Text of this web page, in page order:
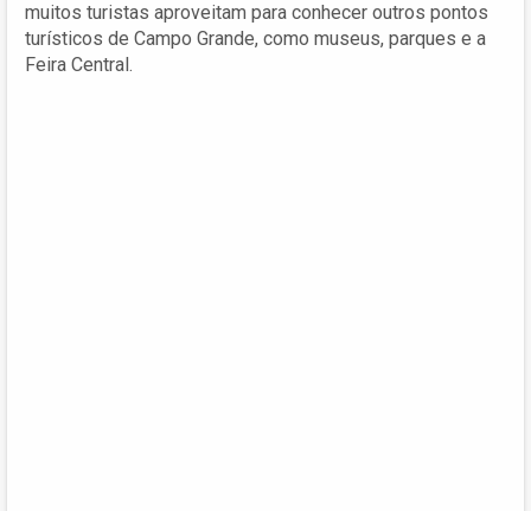
muitos turistas aproveitam para conhecer outros pontos
turísticos de Campo Grande, como museus, parques e a
Feira Central.